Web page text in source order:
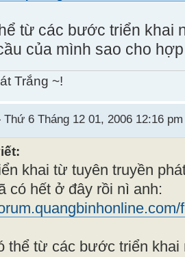
từ các bước triển khai
của mình sao cho
Trắng ~!
Thứ 6 Tháng 12 01, 2006 12:16 pm
khai từ tuyên truyền
có hết ở đây rồi nì anh:
thể từ các bước triển khai